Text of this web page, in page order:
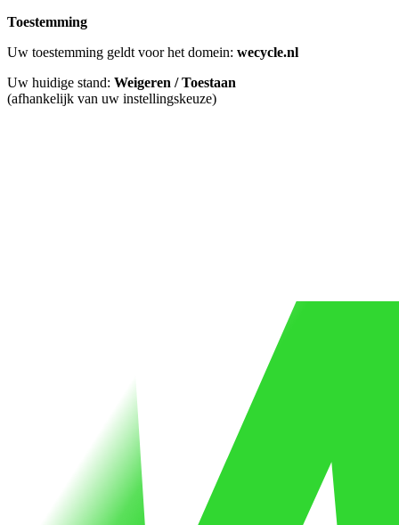
Toestemming
Uw toestemming geldt voor het domein: wecycle.nl
Uw huidige stand: Weigeren / Toestaan
(afhankelijk van uw instellingskeuze)